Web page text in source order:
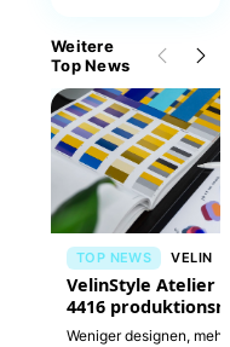
Weitere
Top News
TOP NEWS VELIN
VelinStyle Atelier
4416
Interfaces
Weniger designen,